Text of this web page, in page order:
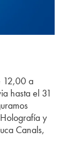
12,00 a
hasta el 31
y
Canals,